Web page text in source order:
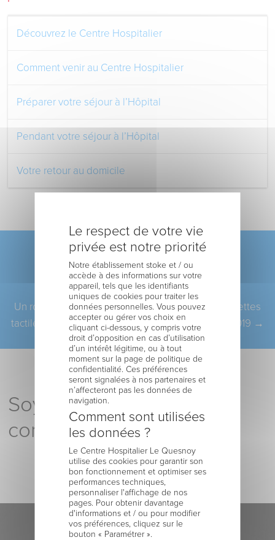
Découvrez le Centre Hospitalier
Comment venir au Centre Hospitalier
Préparer votre séjour à l’Hôpital
Pendant votre séjour à l’Hôpital
Votre retour au domicile
ARTICLE PRÉCÉDENT
La Voix du Nord – 19 janvier 2019
ARTICLE SUIVANT
Un robot émotionnel pour les patients et des tablettes
tactiles pour les résidents de l’EHPAD – 5 juillet 2019 →
Soyez le premier à
commenter !
Le respect de votre vie
privée est notre priorité
Notre établissement stoke et / ou
accède à des informations sur votre
appareil, tels que les identifiants
uniques de cookies pour traiter les
données personnelles. Vous pouvez
accepter ou gérer vos choix en
cliquant ci-dessous, y compris votre
droit d’opposition en cas d’utilisation
d’un intérêt légitime, ou à tout
moment sur la page de politique de
confidentialité. Ces préférences
seront signalées à nos partenaires et
n’affecteront pas les données de
navigation.
Comment sont utilisées
les données ?
Le Centre Hospitalier Le Quesnoy
utilise des cookies pour garantir son
bon fonctionnement et optimiser ses
performances techniques,
personnaliser l'affichage de nos
pages. Pour obtenir davantage
d'informations et / ou pour modifier
vos préférences, cliquez sur le
bouton « Paramétrer ».